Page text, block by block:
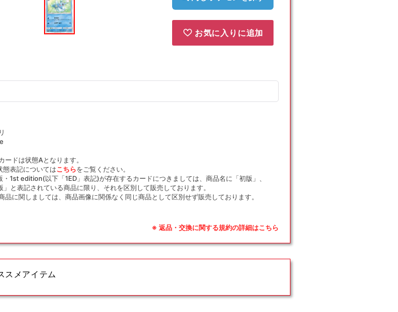
の
数
ら
の
数
や
お気に入りに追加
ードは状態Aとなります。
態表記についてはこちらをご覧ください。
1st edition(以下「1ED」表記)が存在するカードにつきましては、商品名に「初版」、
」と表記されている商品に限り、それを区別して販売しております。
品に関しましては、商品画像に関係なく同じ商品として区別せず販売しております。
※ 返品・交換に関する規約の詳細はこちら
スメアイテム